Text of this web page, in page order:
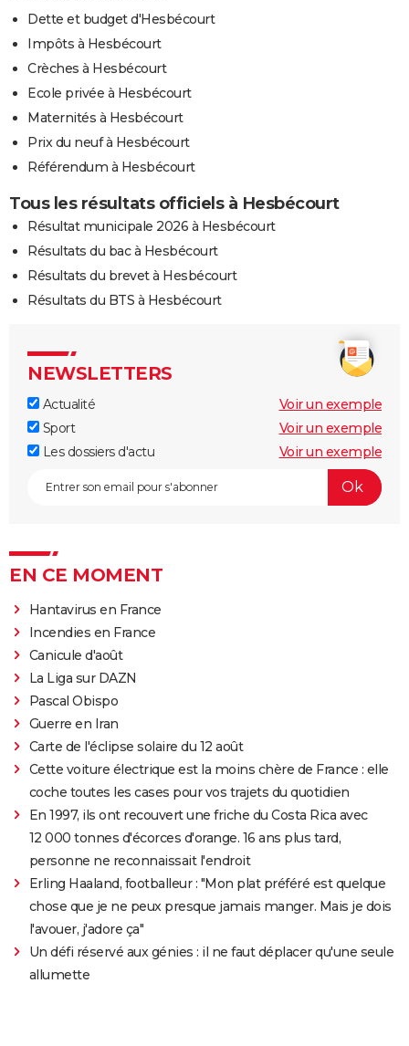
Dette et budget d'Hesbécourt
Impôts à Hesbécourt
Crèches à Hesbécourt
Ecole privée à Hesbécourt
Maternités à Hesbécourt
Prix du neuf à Hesbécourt
Référendum à Hesbécourt
Tous les résultats officiels à Hesbécourt
Résultat municipale 2026 à Hesbécourt
Résultats du bac à Hesbécourt
Résultats du brevet à Hesbécourt
Résultats du BTS à Hesbécourt
NEWSLETTERS
Actualité
Voir un exemple
Sport
Voir un exemple
Les dossiers d'actu
Voir un exemple
EN CE MOMENT
Hantavirus en France
Incendies en France
Canicule d'août
La Liga sur DAZN
Pascal Obispo
Guerre en Iran
Carte de l'éclipse solaire du 12 août
Cette voiture électrique est la moins chère de France : elle
coche toutes les cases pour vos trajets du quotidien
En 1997, ils ont recouvert une friche du Costa Rica avec
12 000 tonnes d'écorces d'orange. 16 ans plus tard,
personne ne reconnaissait l'endroit
Erling Haaland, footballeur : "Mon plat préféré est quelque
chose que je ne peux presque jamais manger. Mais je dois
l'avouer, j'adore ça"
Un défi réservé aux génies : il ne faut déplacer qu'une seule
allumette